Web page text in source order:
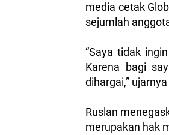
media cetak
sejumlah
“Saya tidak
Karena bagi
dihargai,”
Ruslan
merupakan hak